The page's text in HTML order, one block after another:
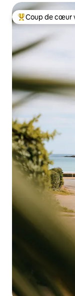
Coups de cœur
Coup de cœur